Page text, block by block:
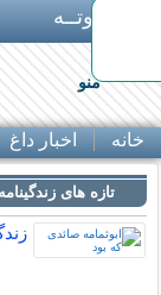
بـیتوتــه
منو
خانه اخبار داغ
تازه های